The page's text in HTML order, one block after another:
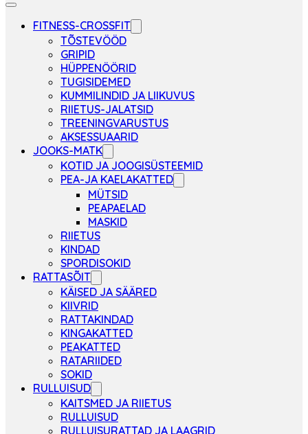
FITNESS-CROSSFIT
TÕSTEVÖÖD
GRIPID
HÜPPENÖÖRID
TUGISIDEMED
KUMMILINDID JA LIIKUVUS
RIIETUS-JALATSID
TREENINGVARUSTUS
AKSESSUAARID
JOOKS-MATK
KOTID JA JOOGISÜSTEEMID
PEA-JA KAELAKATTED
MÜTSID
PEAPAELAD
MASKID
RIIETUS
KINDAD
SPORDISOKID
RATTASÕIT
KÄISED JA SÄÄRED
KIIVRID
RATTAKINDAD
KINGAKATTED
PEAKATTED
RATARIIDED
SOKID
RULLUISUD
KAITSMED JA RIIETUS
RULLUISUD
RULLUISURATTAD JA LAAGRID